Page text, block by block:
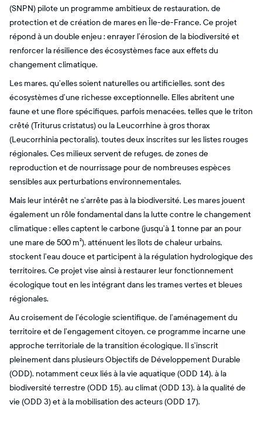
(SNPN) pilote un programme ambitieux de restauration, de
protection et de création de mares en Île-de-France. Ce projet
répond à un double enjeu : enrayer l’érosion de la biodiversité et
renforcer la résilience des écosystèmes face aux effets du
changement climatique.
Les mares, qu’elles soient naturelles ou artificielles, sont des
écosystèmes d’une richesse exceptionnelle. Elles abritent une
faune et une flore spécifiques, parfois menacées, telles que le triton
crêté (Triturus cristatus) ou la Leucorrhine à gros thorax
(Leucorrhinia pectoralis), toutes deux inscrites sur les listes rouges
régionales. Ces milieux servent de refuges, de zones de
reproduction et de nourrissage pour de nombreuses espèces
sensibles aux perturbations environnementales.
Mais leur intérêt ne s’arrête pas à la biodiversité. Les mares jouent
également un rôle fondamental dans la lutte contre le changement
climatique : elles captent le carbone (jusqu’à 1 tonne par an pour
une mare de 500 m²), atténuent les îlots de chaleur urbains,
stockent l’eau douce et participent à la régulation hydrologique des
territoires. Ce projet vise ainsi à restaurer leur fonctionnement
écologique tout en les intégrant dans les trames vertes et bleues
régionales.
Au croisement de l’écologie scientifique, de l’aménagement du
territoire et de l’engagement citoyen, ce programme incarne une
approche territoriale de la transition écologique. Il s’inscrit
pleinement dans plusieurs Objectifs de Développement Durable
(ODD), notamment ceux liés à la vie aquatique (ODD 14), à la
biodiversité terrestre (ODD 15), au climat (ODD 13), à la qualité de
vie (ODD 3) et à la mobilisation des acteurs (ODD 17).